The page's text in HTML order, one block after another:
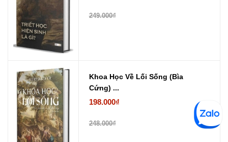
249.000₫
Khoa Học Về Lối Sống (Bìa
Cứng) ...
198.000₫
248.000₫